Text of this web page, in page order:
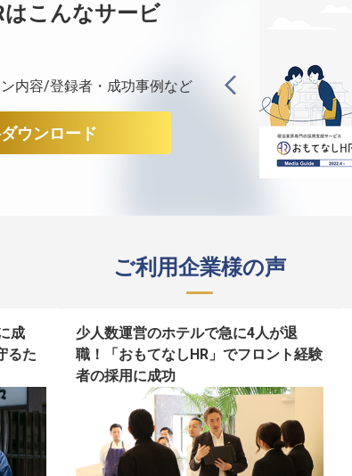
はこんなサービ
内容/登録者・成功事例など
ウンロード
ご利用企業様の声
成
るた
少人数運営のホテルで急に4人が退
職！「おもてなしHR」でフロント経験
者の採用に成功